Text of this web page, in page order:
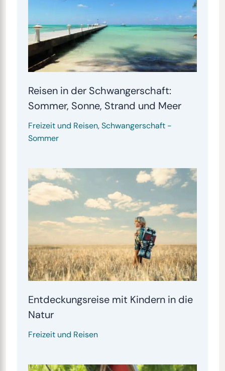
Reisen in der Schwangerschaft:
Sommer, Sonne, Strand und Meer
Freizeit und Reisen,Schwangerschaft-
Sommer
Entdeckungsreise mit Kindern in die
Natur
Freizeit und Reisen